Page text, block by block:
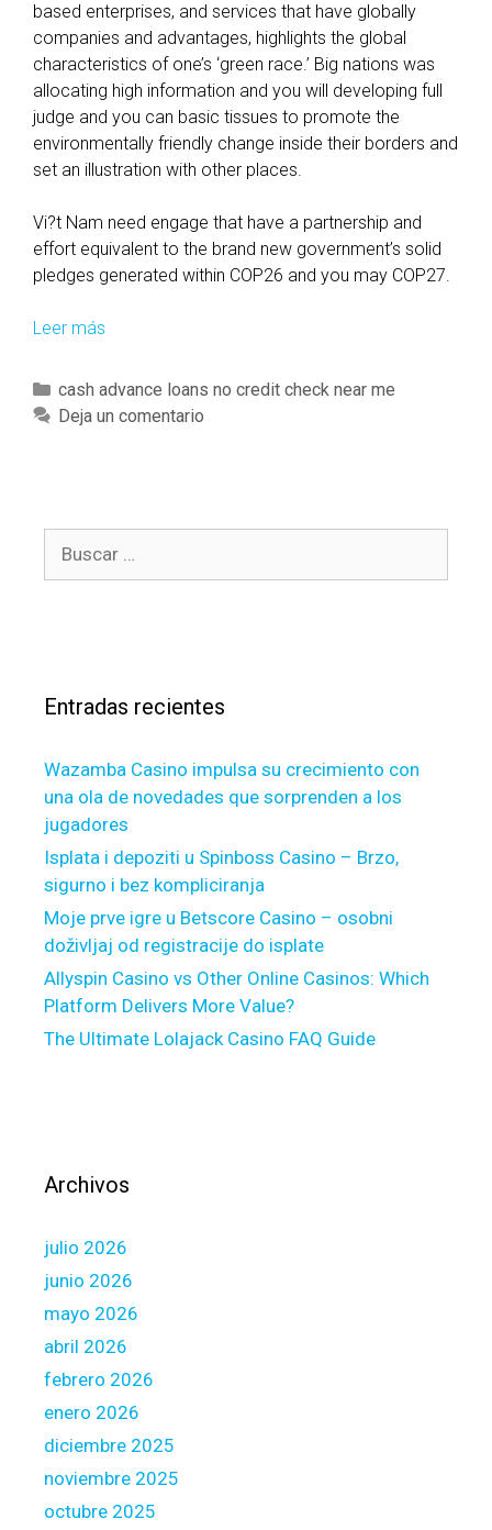
based enterprises, and services that have globally
companies and advantages, highlights the global
characteristics of one’s ‘green race.’ Big nations was
allocating high information and you will developing full
judge and you can basic tissues to promote the
environmentally friendly change inside their borders and
set an illustration with other places.
Vi?t Nam need engage that have a partnership and
effort equivalent to the brand new government’s solid
pledges generated within COP26 and you may COP27.
Leer más
e
t
e
e
n
s
i
v
f
e
d
e
r
i
o
n
m
n
a
y
f
C
a
r
í
cash advance loans no credit check near me
Deja un comentario
:Entradas recientes
Wazamba Casino impulsa su crecimiento con
una ola de novedades que sorprenden a los
jugadores
Isplata i depoziti u Spinboss Casino – Brzo,
sigurno i bez kompliciranja
Moje prve igre u Betscore Casino – osobni
doživljaj od registracije do isplate
Allyspin Casino vs Other Online Casinos: Which
Platform Delivers More Value?
The Ultimate Lolajack Casino FAQ Guide
Archivos
julio 2026
junio 2026
mayo 2026
abril 2026
febrero 2026
enero 2026
diciembre 2025
noviembre 2025
octubre 2025